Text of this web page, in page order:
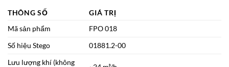
THÔNG SỐ
GIÁ TRỊ
Mã sản phẩm
FPO 018
Số hiệu Stego
01881.2-00
Lưu lượng khí (không